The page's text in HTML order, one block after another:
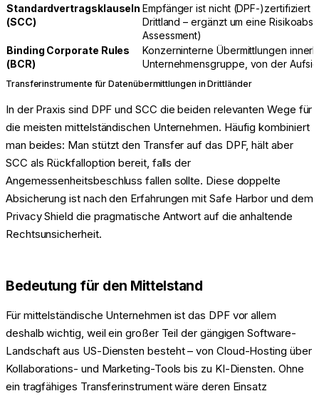
Transferinstrumente für Datenübermittlungen in Drittländer
Standardvertragsklauseln
(SCC)
Empfänger ist nicht (DPF-)zertifiziert
Drittland – ergänzt um eine
Assessment)
Binding Corporate Rules
(BCR)
Konzerninterne Übermittlungen
Unternehmensgruppe, von der
In der Praxis sind DPF und SCC die beiden relevanten Wege für
die meisten mittelständischen Unternehmen. Häufig kombiniert
man beides: Man stützt den Transfer auf das DPF, hält aber
SCC als Rückfalloption bereit, falls der
Angemessenheitsbeschluss fallen sollte. Diese doppelte
Absicherung ist nach den Erfahrungen mit Safe Harbor und dem
Privacy Shield die pragmatische Antwort auf die anhaltende
Rechtsunsicherheit.
Bedeutung für den Mittelstand
Für mittelständische Unternehmen ist das DPF vor allem
deshalb wichtig, weil ein großer Teil der gängigen Software-
Landschaft aus US-Diensten besteht – von Cloud-Hosting über
Kollaborations- und Marketing-Tools bis zu KI-Diensten. Ohne
ein tragfähiges Transferinstrument wäre deren Einsatz